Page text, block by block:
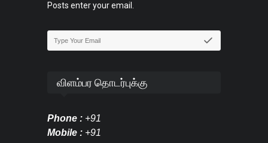
Posts enter your email.
விளம்பர தொடர்புக்கு
Phone : +91
Mobile : +91